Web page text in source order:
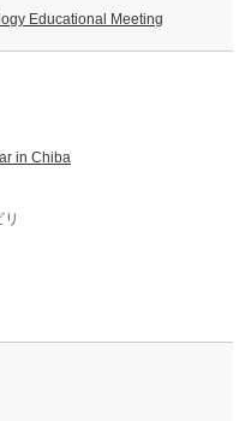
Educational Meeting
in Chiba